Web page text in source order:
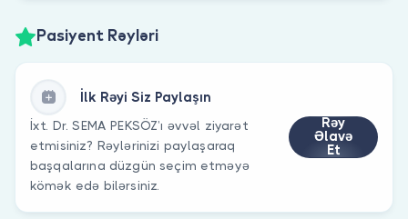
Pasiyent Rəyləri
İlk Rəyi Siz Paylaşın
İxt. Dr. SEMA PEKSÖZ’ı əvvəl ziyarət
etmisiniz? Rəylərinizi paylaşaraq
başqalarına düzgün seçim etməyə
kömək edə bilərsiniz.
Rəy
Əlavə
Et